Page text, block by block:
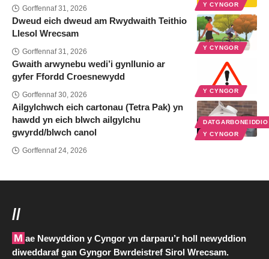
Y CYNGOR
Gorffennaf 31, 2026
Y CYNGOR
Dweud eich dweud am Rwydwaith Teithio
Llesol Wrecsam
Gorffennaf 31, 2026
Y CYNGOR
Gwaith arwynebu wedi’i gynllunio ar
gyfer Ffordd Croesnewydd
Gorffennaf 30, 2026
Y CYNGOR
Ailgylchwch eich cartonau (Tetra Pak) yn
hawdd yn eich blwch ailgylchu
gwyrdd/blwch canol
Gorffennaf 24, 2026
//
Mae Newyddion y Cyngor yn darparu’r holl newyddion
diweddaraf gan Gyngor Bwrdeistref Sirol Wrecsam.